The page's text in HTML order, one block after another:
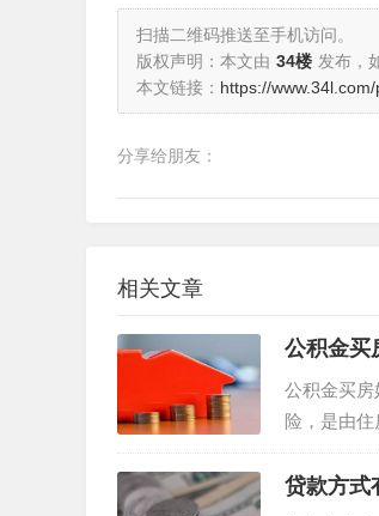
扫描二维码推送至手机访问。
版权声明：本文由 34楼 发布，
本文链接： https://
分享给朋友：
相关文章
公积金买
公积金买
险，是由
公积金买
贷款方式